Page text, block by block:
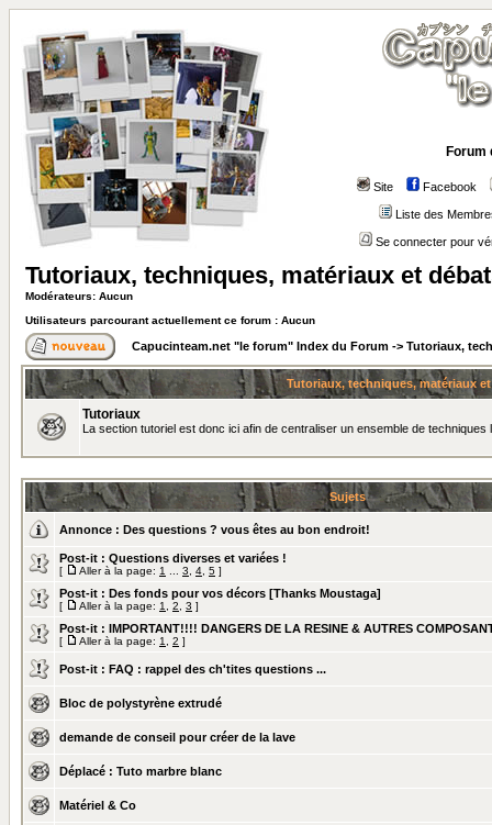
Forum
Site Facebook
Liste des
Se connecter pour
Tutoriaux, techniques, matériaux et
Modérateurs: Aucun
Utilisateurs parcourant actuellement ce forum : Aucun
Capucinteam.net "le forum" Index du Forum -> Tutoriaux,
Tutoriaux, techniques, matériaux
Tutoriaux
La section tutoriel est donc ici afin de centraliser un ensemble de
Sujets
Annonce : Des questions ? vous êtes au bon endroit!
Post-it : Questions diverses et variées !
[ Aller à la page: 1 3 4 5 ]
Post-it : Des fonds pour vos décors [Thanks Moustaga]
[ Aller à la page: 1 2 3 ]
Post-it : IMPORTANT!!!! DANGERS DE LA RESINE & AUTRES
[ Aller à la page: 1 2 ]
Post-it : FAQ : rappel des ch'tites questions ...
Bloc de polystyrène extrudé
demande de conseil pour créer de la lave
Déplacé : Tuto marbre blanc
Matériel & Co